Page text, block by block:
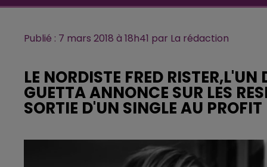
Publié : 7 mars 2018 à 18h41 par La rédaction
LE NORDISTE FRED
GUETTA ANNONCE SUR LES
SORTIE D'UN SINGLE AU